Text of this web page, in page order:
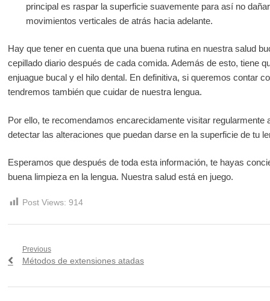
principal es raspar la superficie suavemente para así no
movimientos verticales de atrás hacia adelante.
Hay que tener en cuenta que una buena rutina en nuestra salud
cepillado diario después de cada comida. Además de esto, tiene
enjuague bucal y el hilo dental. En definitiva, si queremos contar
tendremos también que cuidar de nuestra lengua.
Por ello, te recomendamos encarecidamente visitar regularmente
detectar las alteraciones que puedan darse en la superficie de tu
Esperamos que después de toda esta información, te hayas
buena limpieza en la lengua. Nuestra salud está en juego.
Post Views: 914
Navegación
Previous
Previous
Métodos de extensiones atadas